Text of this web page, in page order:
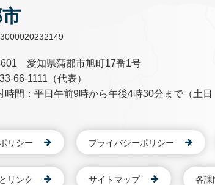
愛知県蒲郡市旭町17番1号
66-1111（代表）
時間：平日午前9時から午後4時30分まで（土日
リシー プライバシーポリシー
リンク サイトマップ 各課